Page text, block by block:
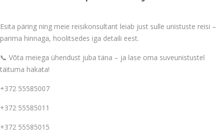
Esita päring ning meie reisikonsultant leiab just sulle unistuste reisi –
parima hinnaga, hoolitsedes iga detaili eest.
📞 Võta meiega ühendust juba täna – ja lase oma suveunistustel
täituma hakata!
+372 55585007
+372 55585011
+372 55585015